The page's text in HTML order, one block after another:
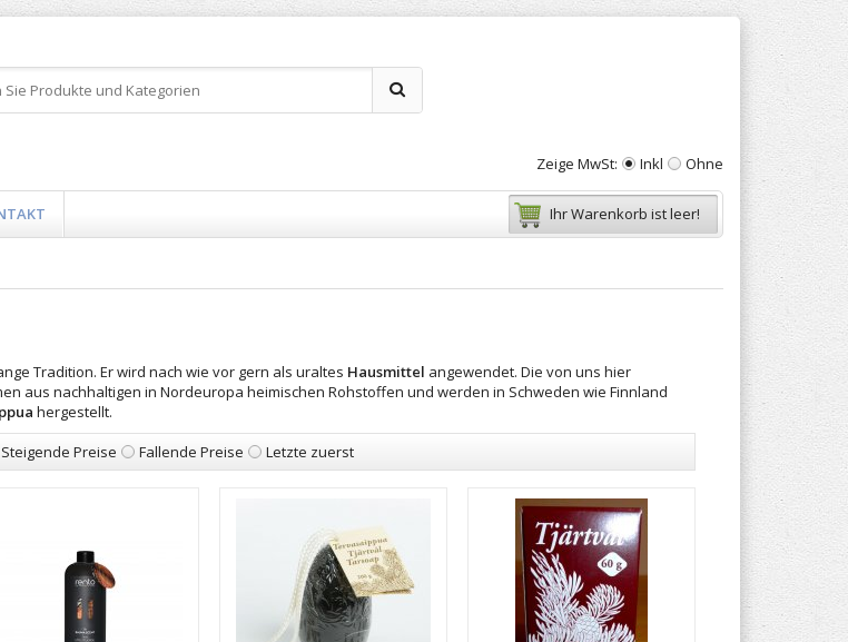
Zeige MwSt: Inkl Ohne
Ihr Warenkorb ist leer!
Tradition. Er wird nach wie vor gern als uraltes Hausmittel angewendet. Die von uns hier
aus nachhaltigen in Nordeuropa heimischen Rohstoffen und werden in Schweden wie Finnland
hergestellt.
Steigende Preise Fallende Preise Letzte zuerst